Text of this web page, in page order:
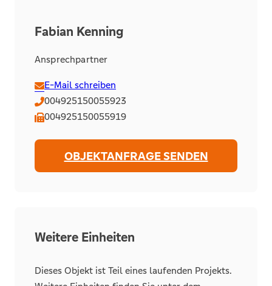
Fabian Kenning
Ansprechpartner
E-Mail schreiben
004925150055923
004925150055919
OBJEKTANFRAGE SENDEN
Weitere Einheiten
Dieses Objekt ist Teil eines laufenden Projekts.